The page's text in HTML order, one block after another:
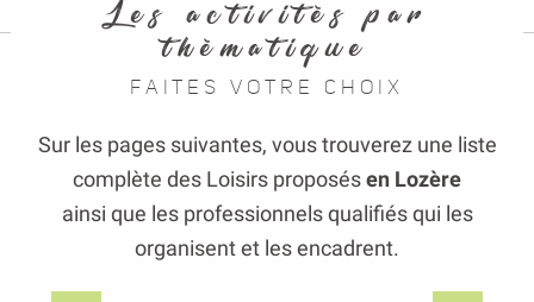
Les activités par
thématique
FAITES VOTRE CHOIX
Sur les pages suivantes, vous trouverez une liste
complète des Loisirs proposésen Lozère
ainsi que les professionnels qualifiés qui les
organisent et les encadrent.